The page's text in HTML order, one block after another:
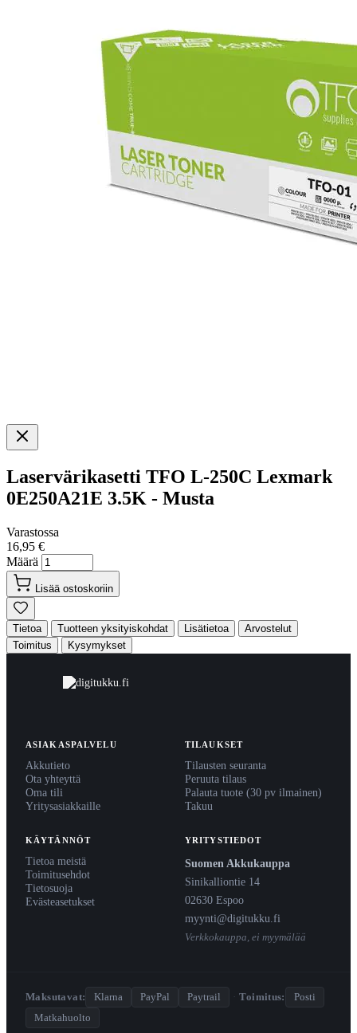
Laservärikasetti TFO L-250C Lexmark
0E250A21E 3.5K - Musta
Varastossa
16,95 €
Määrä
Lisää ostoskoriin
Tietoa Tuotteen yksityiskohdat Lisätietoa
Arvostelut
Toimitus
Kysymykset
ASIAKASPALVELU
Akkutieto
Ota yhteyttä
Oma tili
Yritysasiakkaille
TILAUKSET
Tilausten seuranta
Peruuta tilaus
Palauta tuote (30 pv ilmainen)
Takuu
KÄYTÄNNÖT
Tietoa meistä
Toimitusehdot
Tietosuoja
Evästeasetukset
YRITYSTIEDOT
Suomen Akkukauppa
Sinikalliontie 14
02630 Espoo
myynti@digitukku.fi
Verkkokauppa, ei myymälää
Maksutavat: Klarna PayPal Paytrail · Toimitus:
Posti
Matkahuolto